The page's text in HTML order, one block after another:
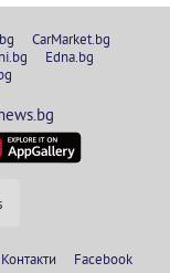
CarMarket.bg
Edna.bg
Контакти Facebook